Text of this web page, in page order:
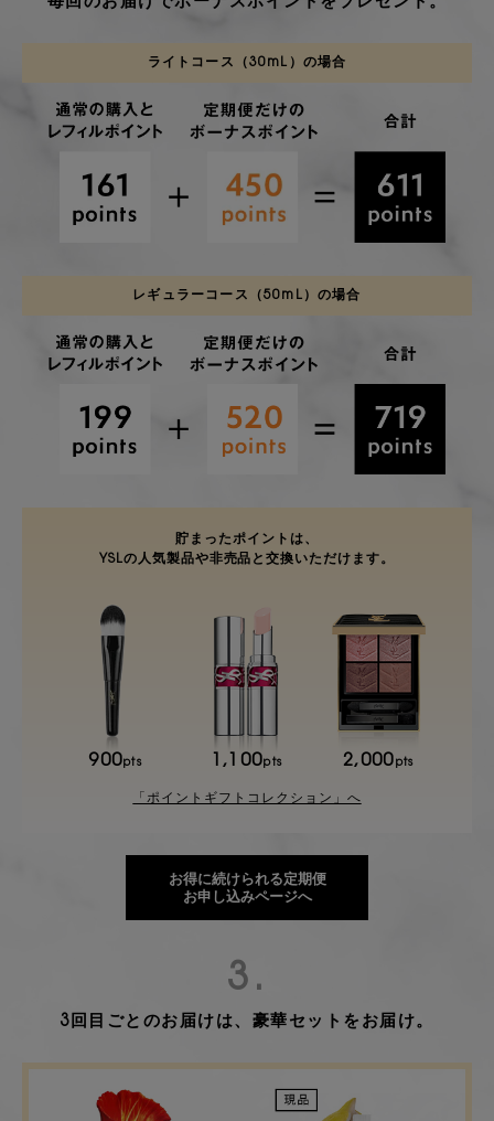
ライトコース（30mL）の場合
レギュラーコース（50mL）の場合
貯まったポイントは、
YSLの人気製品や非売品と交換いただけます。
900 pts 1,100 pts 2,000 pts
「ポイントギフトコレクション」へ
お得に続けられる定期便
お申し込みページへ
3.
3回目ごとのお届けは、豪華セットをお届け。